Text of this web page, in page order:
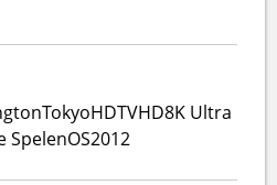
TokyoHDTVHD8K Ultra
SpelenOS2012